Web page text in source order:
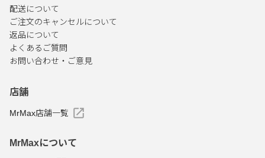
配送について
ご注文のキャンセルについて
返品について
よくあるご質問
お問い合わせ・ご意見
店舗
MrMax店舗一覧
MrMaxについて